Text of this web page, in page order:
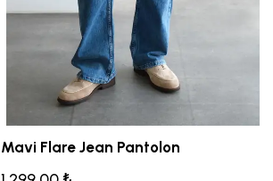
Mavi Flare Jean Pantolon